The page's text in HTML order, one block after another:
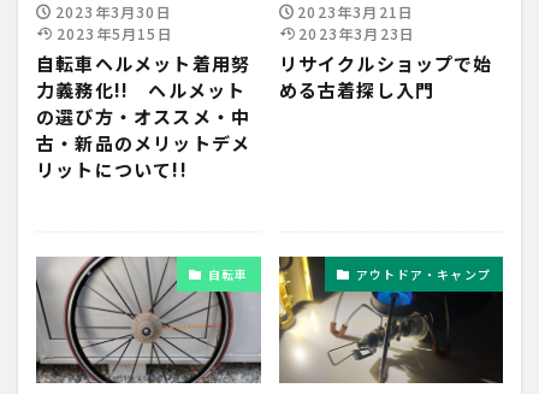
2023年3月30日
2023年5月15日
自転車ヘルメット着用努
力義務化!! ヘルメット
の選び方・オススメ・中
古・新品のメリットデメ
リットについて!!
2023年3月21日
2023年3月23日
リサイクルショップで始
める古着探し入門
自転車 アウトドア・キャンプ